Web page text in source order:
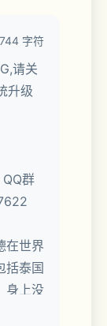
744 字符
请关
升级
群
在世界
括泰国
身上没
物，